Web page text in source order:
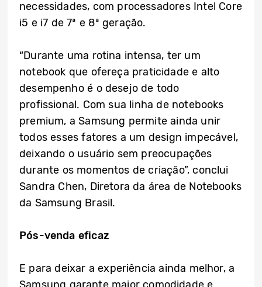
necessidades, com processadores Intel Core
i5 e i7 de 7ª e 8ª geração.
“Durante uma rotina intensa, ter um
notebook que ofereça praticidade e alto
desempenho é o desejo de todo
profissional. Com sua linha de notebooks
premium, a Samsung permite ainda unir
todos esses fatores a um design impecável,
deixando o usuário sem preocupações
durante os momentos de criação”, conclui
Sandra Chen, Diretora da área de Notebooks
da Samsung Brasil.
Pós-venda eficaz
E para deixar a experiência ainda melhor, a